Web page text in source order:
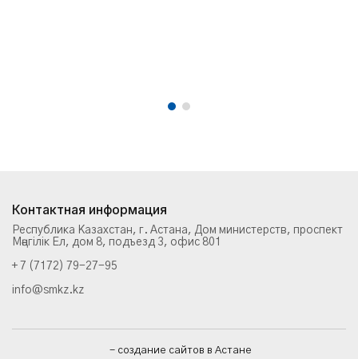
Контактная информация
Республика Казахстан, г. Астана, Дом министерств, проспект
Мәңгілік Ел, дом 8, подъезд 3, офис 801
+ 7 (7172) 79-27-95
info@smkz.kz
- создание сайтов в Астане